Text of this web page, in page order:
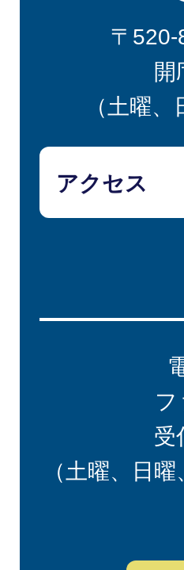
〒
開
（土曜
アクセス
フ
受
（土曜、日